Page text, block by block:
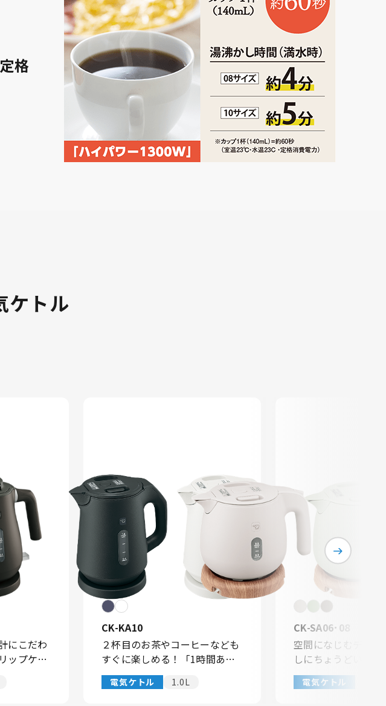
格
ケトル
にこだわ
ップケト
CK-KA10
２杯目のお茶やコーヒーなども
すぐに楽しめる！「1時間あっ
たか保温」(選択式)つき。
電気ケトル 1.0L
CK-SA06･08
空間になじむデザイ
しにちょうどいい
こりの入りにくい
りブロック」も。
電気ケトル